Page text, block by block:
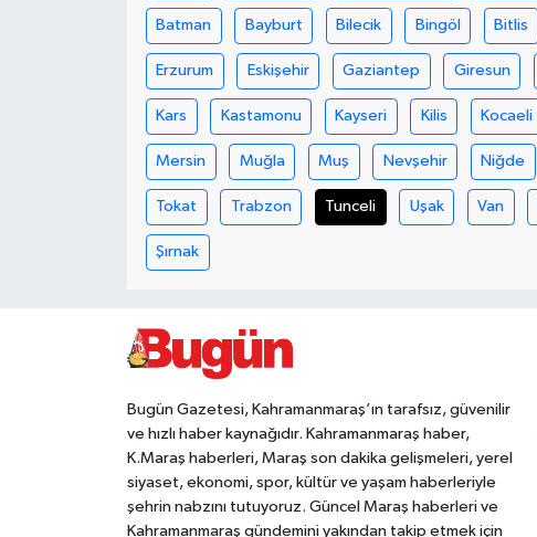
Batman Bayburt Bilecik Bingöl Bitlis
Erzurum Eskişehir Gaziantep Giresun
Kars Kastamonu Kayseri Kilis Kocaeli
Mersin Muğla Muş Nevşehir Niğde
Tokat Trabzon Tunceli Uşak Van
Şırnak
Bugün Gazetesi, Kahramanmaraş’ın tarafsız, güvenilir
ve hızlı haber kaynağıdır. Kahramanmaraş haber,
K.Maraş haberleri, Maraş son dakika gelişmeleri, yerel
siyaset, ekonomi, spor, kültür ve yaşam haberleriyle
şehrin nabzını tutuyoruz. Güncel Maraş haberleri ve
Kahramanmaraş gündemini yakından takip etmek için
SürManşet
KAHRAMANMARAŞ